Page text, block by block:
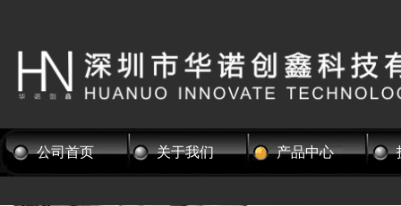
公司首页 关于我们 产品中心